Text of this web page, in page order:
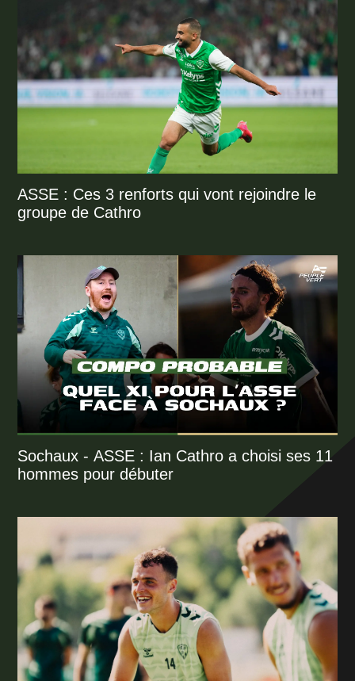
ASSE : Ces 3 renforts qui vont rejoindre le
groupe de Cathro
Sochaux - ASSE : Ian Cathro a choisi ses 11
hommes pour débuter